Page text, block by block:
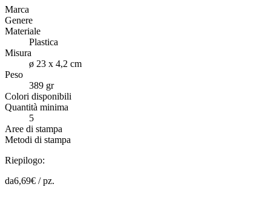
Marca
Genere
Materiale
Plastica
Misura
ø 23 x 4,2 cm
Peso
389 gr
Colori disponibili
Quantità minima
5
Aree di stampa
Metodi di stampa
Riepilogo:
da6,69€ /pz.